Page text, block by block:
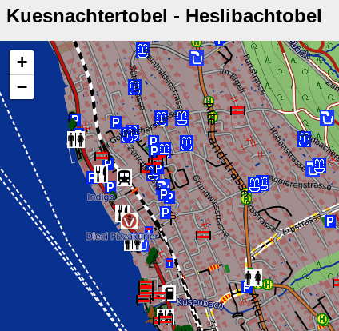
Kuesnachtertobel - Heslibachtobel
+
−